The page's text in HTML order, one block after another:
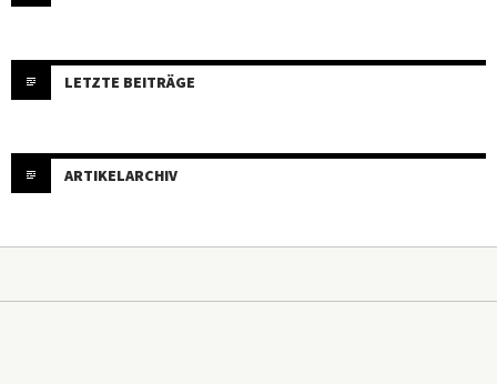
LETZTE BEITRÄGE
ARTIKELARCHIV